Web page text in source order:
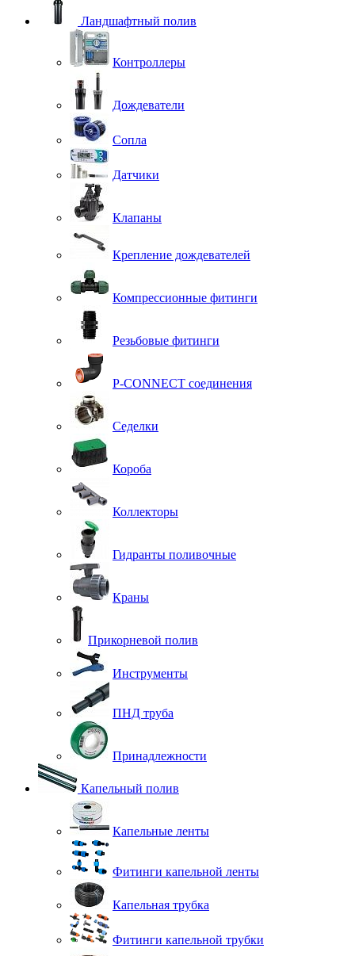
Ландшафтный полив
Контроллеры
Дождеватели
Сопла
Датчики
Клапаны
Крепление дождевателей
Компрессионные фитинги
Резьбовые фитинги
P-CONNECT соединения
Седелки
Короба
Коллекторы
Гидранты поливочные
Краны
Прикорневой полив
Инструменты
ПНД труба
Принадлежности
Капельный полив
Капельные ленты
Фитинги капельной ленты
Капельная трубка
Фитинги капельной трубки